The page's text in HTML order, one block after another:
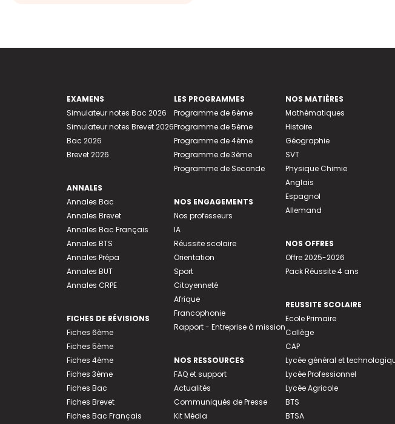
EXAMENS
Simulateur notes Bac 2026
Simulateur notes Brevet 2026
Bac 2026
Brevet 2026
ANNALES
Annales Bac
Annales Brevet
Annales Bac Français
Annales BTS
Annales Prépa
Annales BUT
Annales CRPE
FICHES DE RÉVISIONS
Fiches 6ème
Fiches 5ème
Fiches 4ème
Fiches 3ème
Fiches Bac
Fiches Brevet
Fiches Bac Français
LES PROGRAMMES
Programme de 6ème
Programme de 5ème
Programme de 4ème
Programme de 3ème
Programme de Seconde
NOS ENGAGEMENTS
Nos professeurs
IA
Réussite scolaire
Orientation
Sport
Citoyenneté
Afrique
Francophonie
Rapport - Entreprise à mission
NOS RESSOURCES
FAQ et support
Actualités
Communiqués de Presse
Kit Média
NOS MATIÈRES
Mathématiques
Histoire
Géographie
SVT
Physique Chimie
Anglais
Espagnol
Allemand
NOS OFFRES
Offre 2025-2026
Pack Réussite 4 ans
REUSSITE SCOLAIRE
Ecole Primaire
Collège
CAP
Lycée général et
Lycée Professionnel
Lycée Agricole
BTS
BTSA